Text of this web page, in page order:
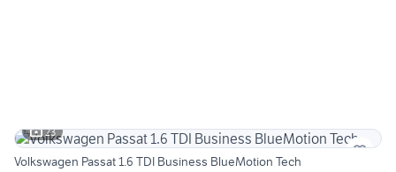
23
Volkswagen Passat 1.6 TDI Business BlueMotion Tech